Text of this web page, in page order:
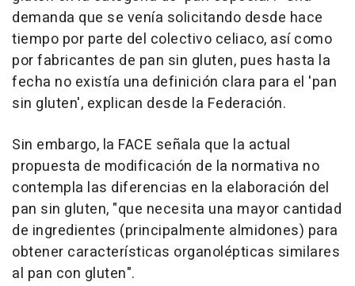
demanda que se venía solicitando desde hace
tiempo por parte del colectivo celiaco, así como
por fabricantes de pan sin gluten, pues hasta la
fecha no existía una definición clara para el 'pan
sin gluten', explican desde la Federación.
Sin embargo, la FACE señala que la actual
propuesta de modificación de la normativa no
contempla las diferencias en la elaboración del
pan sin gluten, "que necesita una mayor cantidad
de ingredientes (principalmente almidones) para
obtener características organolépticas similares
al pan con gluten".